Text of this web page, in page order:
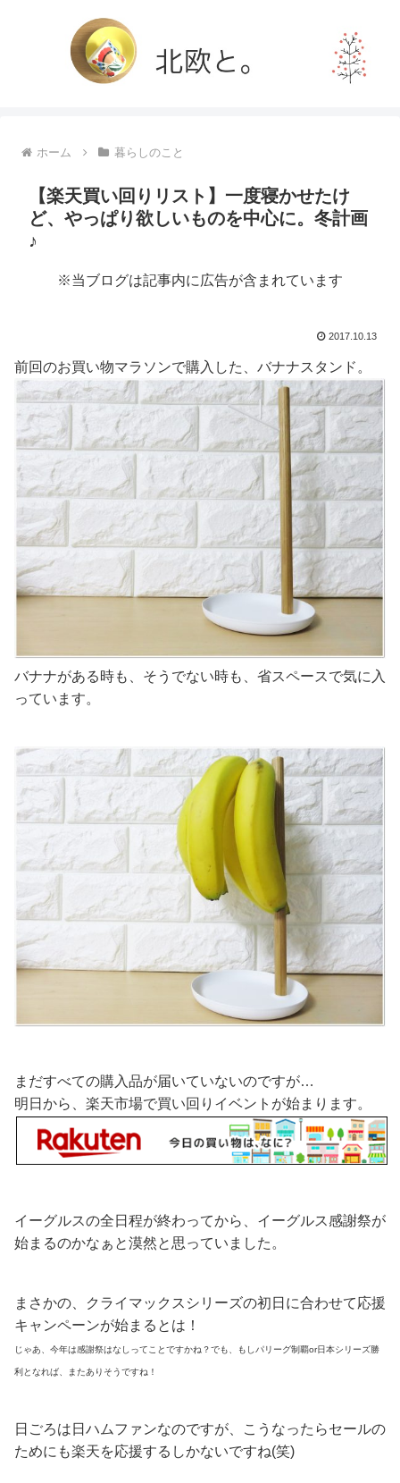
ホーム 暮らしのこと
【楽天買い回りリスト】一度寝かせたけ
ど、やっぱり欲しいものを中心に。冬計画
♪
※当ブログは記事内に広告が含まれています
2017.10.13
前回のお買い物マラソンで購入した、バナナスタンド。
バナナがある時も、そうでない時も、省スペースで気に入
っています。
まだすべての購入品が届いていないのですが…
明日から、楽天市場で買い回りイベントが始まります。
イーグルスの全日程が終わってから、イーグルス感謝祭が
始まるのかなぁと漠然と思っていました。
まさかの、クライマックスシリーズの初日に合わせて応援
キャンペーンが始まるとは！
じゃあ、今年は感謝祭はなしってことですかね？でも、もしパリーグ制覇or日本シリーズ勝
利となれば、またありそうですね！
日ごろは日ハムファンなのですが、こうなったらセールの
ためにも楽天を応援するしかないですね(笑)